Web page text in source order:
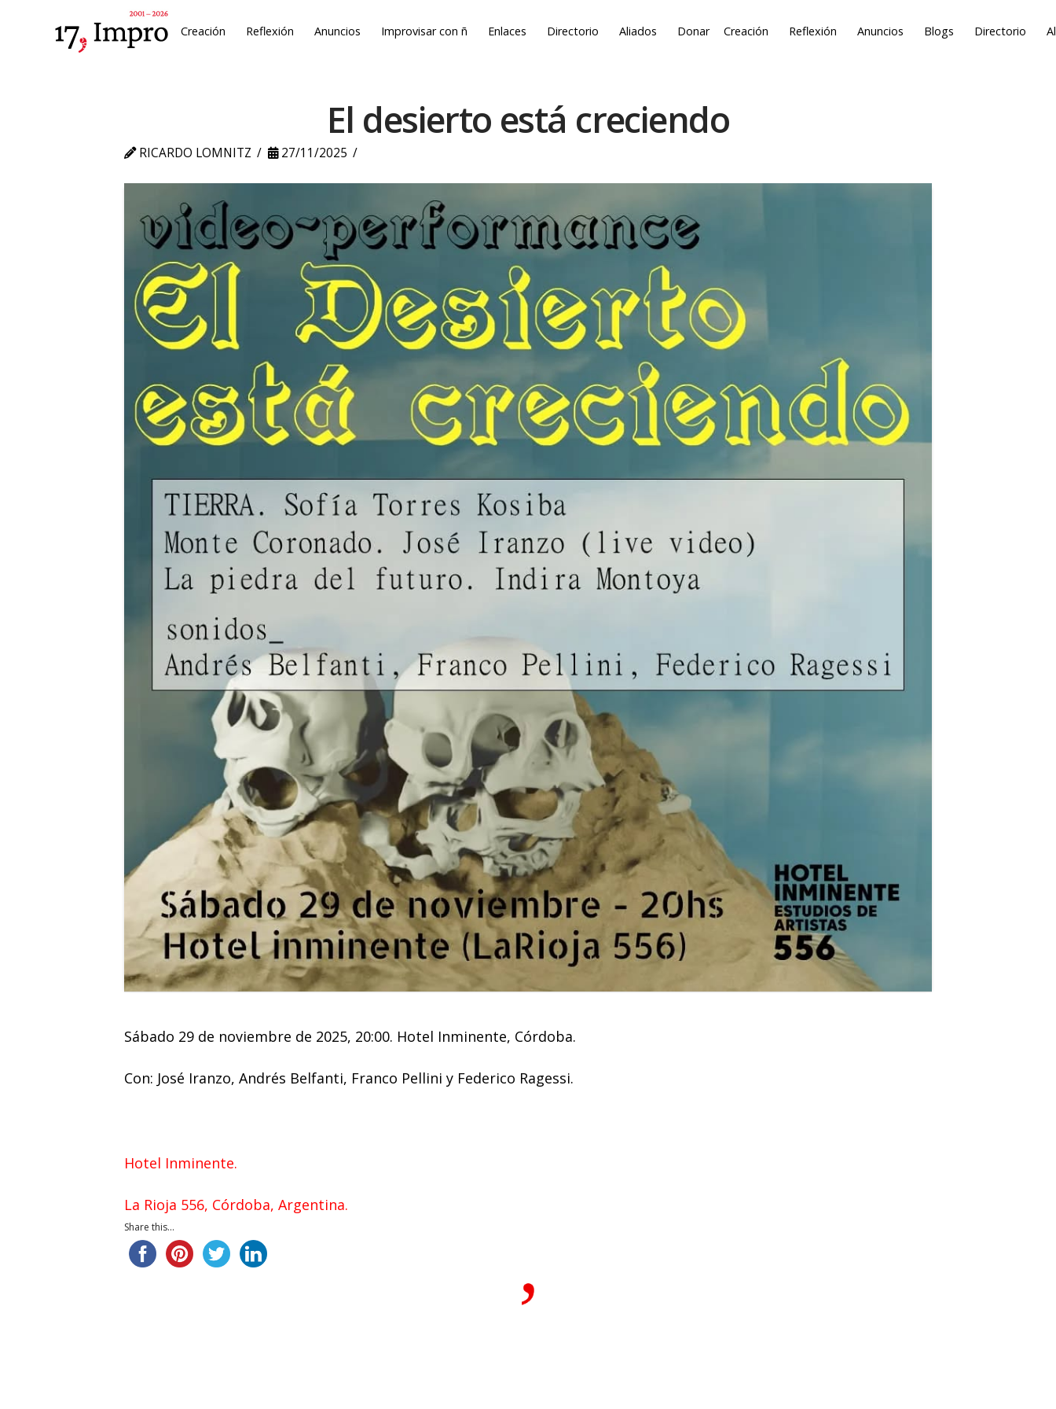
Creación Reflexión Anuncios Improvisar con ñ Enlaces Directorio Aliados Donar Creación Reflexión Anuncios Blogs Directorio
El desierto está creciendo
RICARDO LOMNITZ 27/11/2025
Sábado 29 de noviembre de 2025, 20:00. Hotel Inminente, Córdoba.
Con: José Iranzo, Andrés Belfanti, Franco Pellini y Federico Ragessi.
Hotel Inminente.
La Rioja 556, Córdoba, Argentina.
Share this...